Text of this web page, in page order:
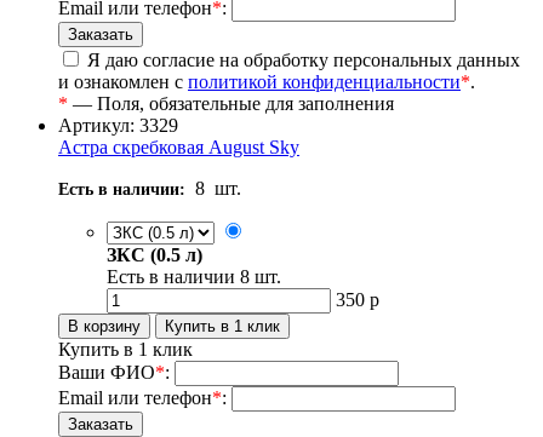
Email или телефон*:
Я даю согласие на обработку персональных данных
и ознакомлен с политикой конфиденциальности*.
* — Поля, обязательные для заполнения
Артикул: 3329
Астра скребковая August Sky
Есть в наличии: 8 шт.
ЗКС (0.5 л)
Есть в наличии 8 шт.
350 р
Купить в 1 клик
Ваши ФИО*:
Email или телефон*: